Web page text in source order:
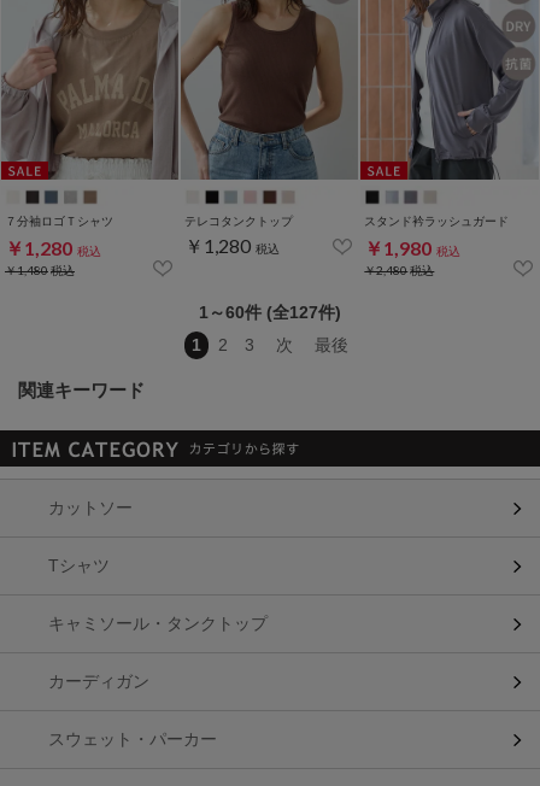
７分袖ロゴＴシャツ
￥1,280 税込
￥1,480税込
テレコタンクトップ
￥1,280 税込
スタンド衿ラッシュガード
￥1,980 税込
￥2,480税込
1～60件 (全127件)
1
2 3 次 最後
関連キーワード
カットソー
Tシャツ
キャミソール・タンクトップ
カーディガン
スウェット・パーカー